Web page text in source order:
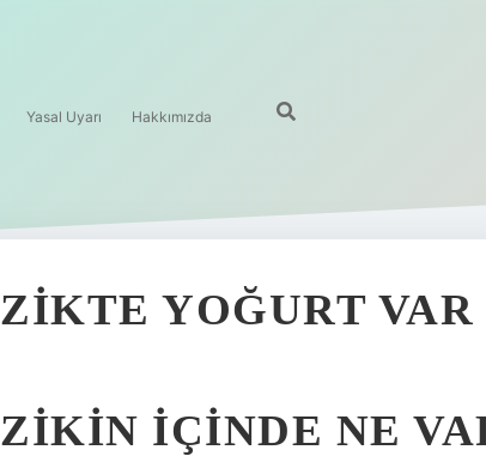
Yasal Uyarı Hakkımızda
YOĞURT
IÇINDE NE